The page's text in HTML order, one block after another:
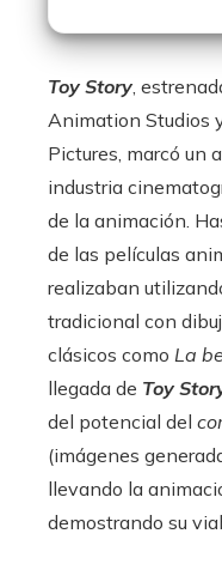
Toy Story ,
Animation Studios
Pictures, marcó un
industria
de la animación.
de las películas
realizaban
tradicional con
clásicos como La
llegada de Toy
del potencial del
(imágenes
llevando la
demostrando su